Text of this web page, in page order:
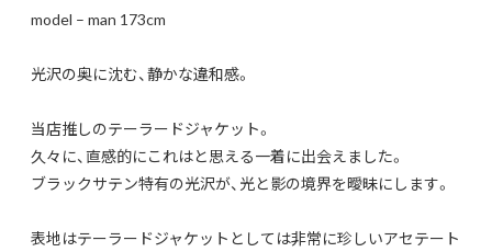
model – man 173cm
光沢の奥に沈む、静かな違和感。
当店推しのテーラードジャケット。
久々に、直感的にこれはと思える一着に出会えました。
ブラックサテン特有の光沢が、光と影の境界を曖昧にします。
表地はテーラードジャケットとしては非常に珍しいアセテート